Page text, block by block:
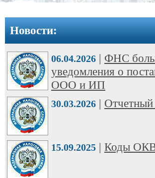
Внесение
изменений
в
ООО
➩
Юридические
адреса
Вступление
СРО
Новости
Новости:
06.04.2026 | ФНС
уведомления о
ООО и ИП
30.03.2026 | Отчетный
15.09.2025 | Коды